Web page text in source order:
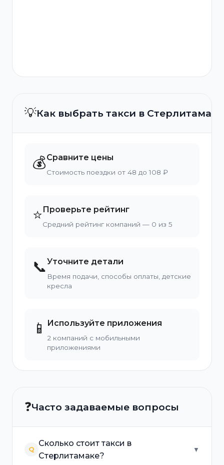
💡Как выбрать такси в
💰Сравните цены
Стоимость поездки от 48 до 108 ₽
⭐Проверьте рейтинг
Средний рейтинг компаний — 0 из 5
📞Уточните детали
Время подачи, способы оплаты, детские
кресла
📱 Используйте приложения
2 компаний с мобильными
приложениями
❓Часто задаваемые вопросы
Q
Сколько стоит такси в
Стерлитамаке?
▼